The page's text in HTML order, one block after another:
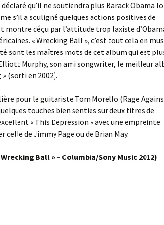
qu’il ne soutiendra plus Barack Obama
s’il a souligné quelques actions positives de
montre déçu par l’attitude trop laxiste
« Wrecking Ball », c’est tout cela en
sont les maîtres mots de cet album qui est
Murphy, son ami songwriter, le meilleur
(sorti en 2002).
pour le guitariste Tom Morello (Rage
touches bien senties sur deux titres de
« This Depression » avec une empreinte
celle de Jimmy Page ou de Brian May.
Ball » – Columbia/Sony Music 2012)